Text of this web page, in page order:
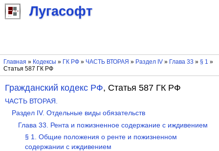
Лугасофт
Главная » Кодексы » ГК РФ» ЧАСТЬ ВТОРАЯ » Раздел IV» Глава 33 » § 1 »
Статья 587 ГК РФ
Гражданский кодекс РФ, Статья 587 ГК РФ
ЧАСТЬ ВТОРАЯ.
Раздел IV. Отдельные виды обязательств
Глава 33. Рента и пожизненное содержание с иждивением
§ 1. Общие положения о ренте и пожизненном
содержании с иждивением